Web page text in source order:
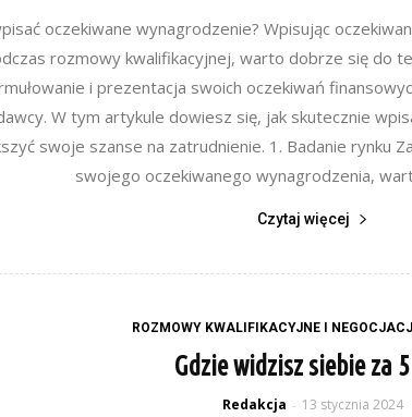
oczekiwane wynagrodzenie? Wpisując
rozmowy kwalifikacyjnej, warto dobrze się do
i prezentacja swoich oczekiwań
W tym artykule dowiesz się, jak skutecznie
swoje szanse na zatrudnienie. 1. Badanie rynku
swojego oczekiwanego wynagrodzenia,
Czytaj więcej
ROZMOWY KWALIFIKACYJNE I
Gdzie widzisz siebie za
Redakcja - 13 stycznia 2024